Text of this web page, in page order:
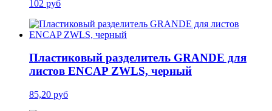
102 руб
Пластиковый разделитель GRANDE для
листов ENCAP ZWLS, черный
85,20 руб